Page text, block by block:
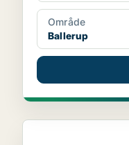
Område
Ballerup